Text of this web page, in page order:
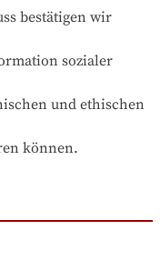
bestätigen wir
sozialer
und ethischen
können.